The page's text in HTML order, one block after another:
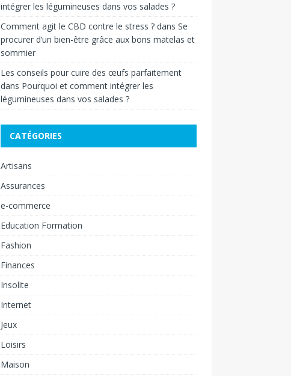
intégrer les légumineuses dans vos salades ?
Comment agit le CBD contre le stress ?dans Se
procurer d’un bien-être grâce aux bons matelas et
sommier
Les conseils pour cuire des œufs parfaitement
dans Pourquoi et comment intégrer les
légumineuses dans vos salades ?
CATÉGORIES
Artisans
Assurances
e-commerce
Education Formation
Fashion
Finances
Insolite
Internet
Jeux
Loisirs
Maison